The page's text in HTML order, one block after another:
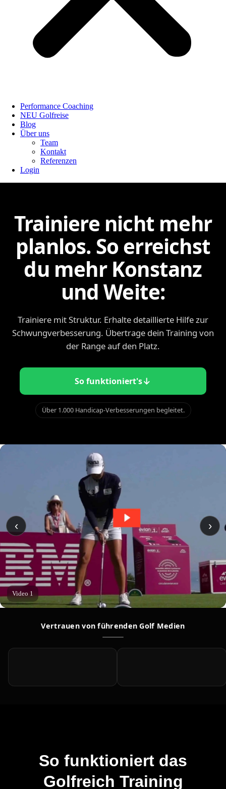
Performance Coaching
NEU Golfreise
Blog
Über uns
Team
Kontakt
Referenzen
Login
Trainiere nicht mehr
planlos. So erreichst
du mehr Konstanz
und Weite:
Trainiere mit Struktur. Erhalte detaillierte Hilfe zur
Schwungverbesserung. Übertrage dein Training von
der Range auf den Platz.
So funktioniert's↓
Über 1.000 Handicap-Verbesserungen begleitet.
Video 1
‹ ›
Vertrauen von führenden Golf Medien
So funktioniert das
Golfreich Training